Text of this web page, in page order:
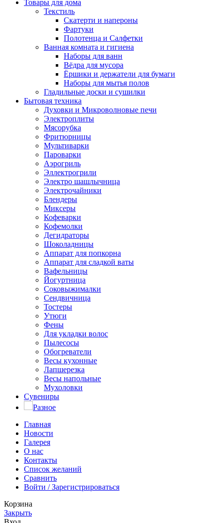
Товары для дома
Текстиль
Скатерти и напероны
Фартуки
Полотенца и Салфетки
Ванная комната и гигиена
Наборы для ванн
Вёдра для мусора
Ёршики и держатели для бумаги
Наборы для мытья полов
Гладильные доски и сушилки
Бытовая техника
Духовки и Микроволновые печи
Электроплиты
Мясорубка
Фритюрницы
Мультиварки
Пароварки
Аэрогриль
Эллектрогрили
Электро шашлычница
Электрочайники
Блендеры
Миксеры
Кофеварки
Кофемолки
Дегидраторы
Шоколадницы
Аппарат для попкорна
Аппарат для сладкой ваты
Вафельницы
Йогуртница
Соковыжималки
Сендвичница
Тостеры
Утюги
Фены
Для укладки волос
Пылесосы
Обогреватели
Весы кухонные
Лапшерезка
Весы напольные
Мухоловки
Сувениры
Разное
Главная
Новости
Галерея
О нас
Контакты
Список желаний
Сравнить
Войти / Зарегистрироваться
Корзина
Закрыть